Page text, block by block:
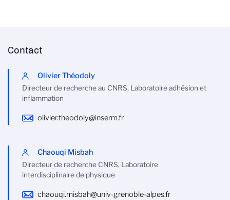
Contact
Olivier Théodoly
Directeur de recherche au CNRS, Laboratoire adhésion et
inflammation
olivier.theodoly@inserm.fr
Chaouqi Misbah
Directeur de recherche CNRS, Laboratoire
interdisciplinaire de physique
chaouqi.misbah@univ-grenoble-alpes.fr